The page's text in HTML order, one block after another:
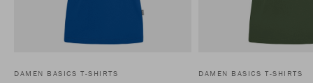
DAMEN BASICS T-SHIRTS DAMEN BASICS T-SHIRTS